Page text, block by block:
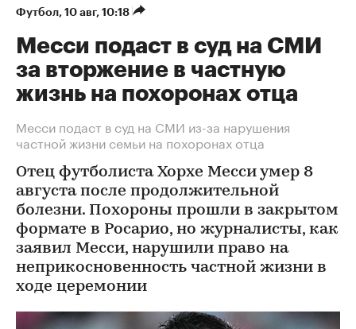
Футбол 10 авг, 10:18
Месси подаст в суд на СМИ
за вторжение в частную
жизнь на похоронах отца
Месси подаст в суд на СМИ из-за нарушения
частной жизни семьи на похоронах отца
Отец футболиста Хорхе Месси умер 8
августа после продолжительной
болезни. Похороны прошли в закрытом
формате в Росарио, но журналисты, как
заявил Месси, нарушили право на
неприкосновенность частной жизни в
ходе церемонии